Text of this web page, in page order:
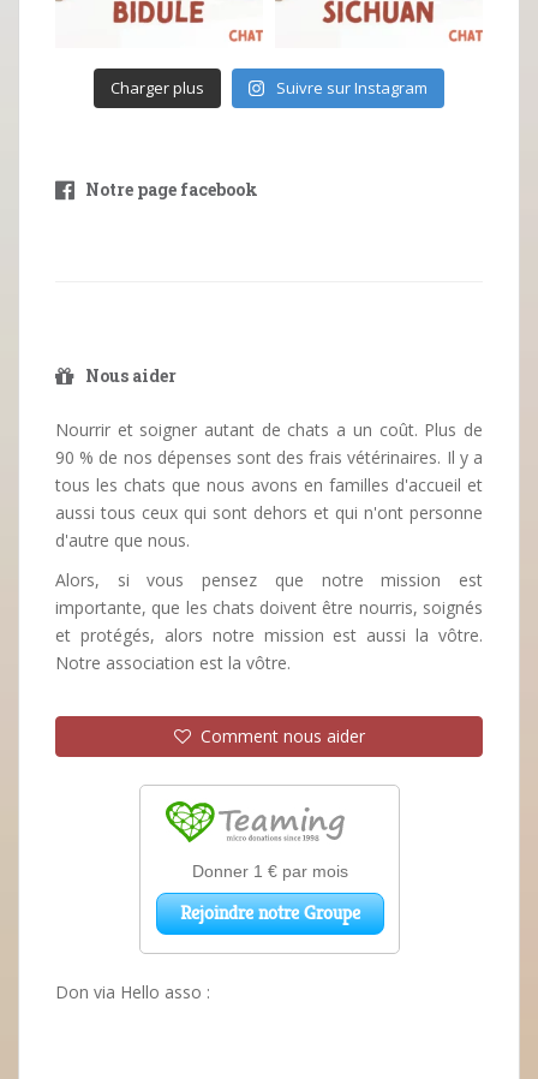
Charger plus Suivre sur Instagram
Notre page facebook
Nous aider
Nourrir et soigner autant de chats a un coût. Plus de
90 % de nos dépenses sont des frais vétérinaires. Il y a
tous les chats que nous avons en familles d'accueil et
aussi tous ceux qui sont dehors et qui n'ont personne
d'autre que nous.
Alors, si vous pensez que notre mission est
importante, que les chats doivent être nourris, soignés
et protégés, alors notre mission est aussi la vôtre.
Notre association est la vôtre.
Comment nous aider
Don via Hello asso :